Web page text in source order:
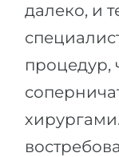
далеко, и
процедур,